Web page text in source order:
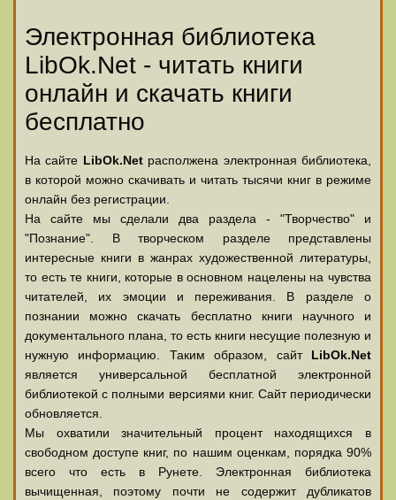
Электронная библиотека
LibOk.Net - читать книги
онлайн и скачать книги
бесплатно
На сайте LibOk.Netрасполжена электронная библиотека,
в которой можно скачивать и читать тысячи книг в режиме
онлайн без регистрации.
На сайте мы сделали два раздела - "Творчество" и
"Познание". В творческом разделе представлены
интересные книги в жанрах художественной литературы,
то есть те книги, которые в основном нацелены на чувства
читателей, их эмоции и переживания. В разделе о
познании можно скачать бесплатно книги научного и
документального плана, то есть книги несущие полезную и
нужную информацию. Таким образом, сайт LibOk.Net
является универсальной бесплатной электронной
библиотекой с полными версиями книг. Сайт периодически
обновляется.
Мы охватили значительный процент находящихся в
свободном доступе книг, по нашим оценкам, порядка 90%
всего что есть в Рунете. Электронная библиотека
вычищенная, поэтому почти не содержит дубликатов